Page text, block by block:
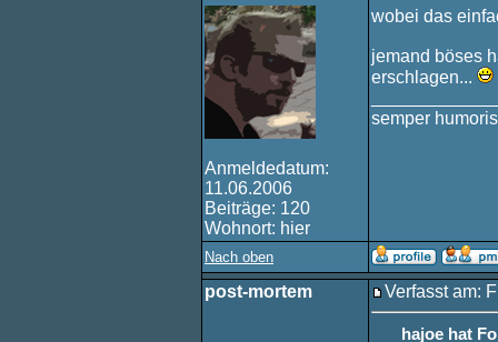
Anmeldedatum:
11.06.2006
Beiträge: 120
Wohnort: hier
wobei das
jemand böses
erschlagen...
semper
Nach oben
post-mortem Verfasst am:
hajoe hat